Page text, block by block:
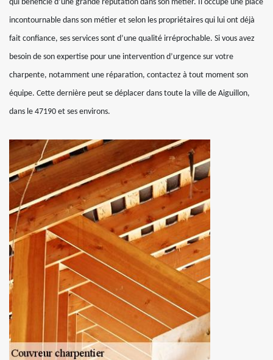
qui bénéficie d’une grande réputation dans son métier. Il occupe une place
incontournable dans son métier et selon les propriétaires qui lui ont déjà
fait confiance, ses services sont d’une qualité irréprochable. Si vous avez
besoin de son expertise pour une intervention d’urgence sur votre
charpente, notamment une réparation, contactez à tout moment son
équipe. Cette dernière peut se déplacer dans toute la ville de Aiguillon,
dans le 47190 et ses environs.